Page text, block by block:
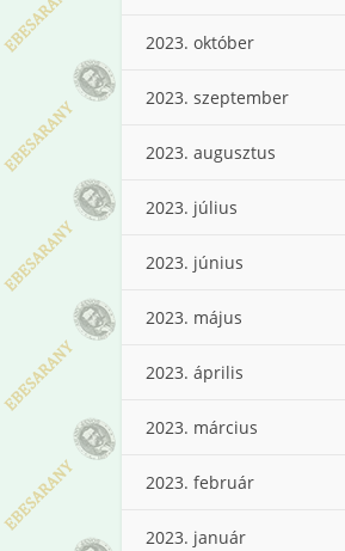
2023. október
2023. szeptember
2023. augusztus
2023. július
2023. június
2023. május
2023. április
2023. március
2023. február
2023. január